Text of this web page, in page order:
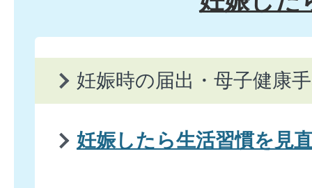
妊娠時の届出・母子健康
妊娠したら生活習慣を見